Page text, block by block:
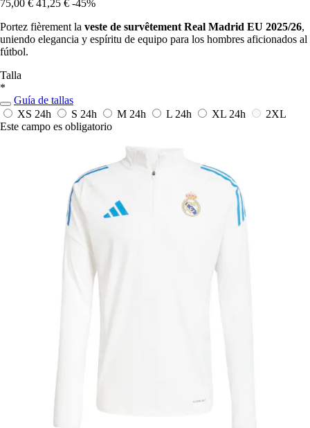
75,00 € 41,25 € -45%
Portez fièrement la veste de survêtement Real Madrid EU 2025/26,
uniendo elegancia y espíritu de equipo para los hombres aficionados al
fútbol.
Talla
*
Guía de tallas
XS 24h S 24h M 24h L 24h XL 24h
2XL
Este campo es obligatorio